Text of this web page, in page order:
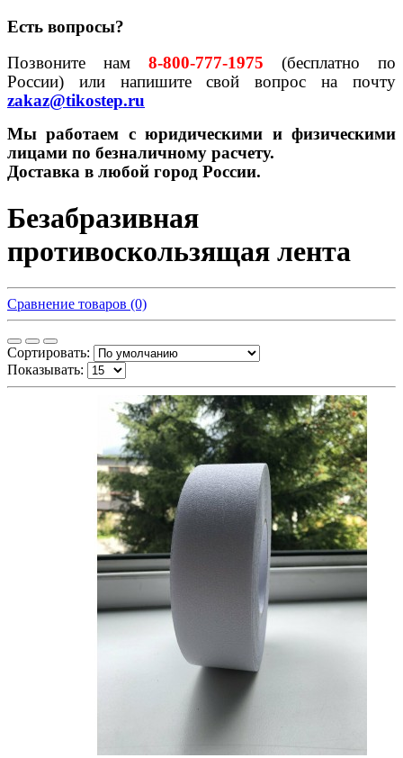
Есть вопросы?
Позвоните нам 8-800-777-1975
(бесплатно по
России) или напишите свой вопрос на почту
zakaz@tikostep.ru
Мы работаем c юридическими и физическими
лицами по безналичному расчету.
Доставка в любой город России.
Безабразивная
противоскользящая лента
Сравнение товаров (0)
Сортировать:
Показывать: